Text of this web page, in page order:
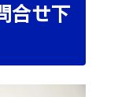
合せ下